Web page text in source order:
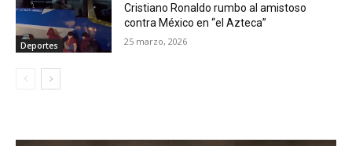
Deportes
Cristiano Ronaldo rumbo al amistoso
contra México en “el Azteca”
25 marzo, 2026